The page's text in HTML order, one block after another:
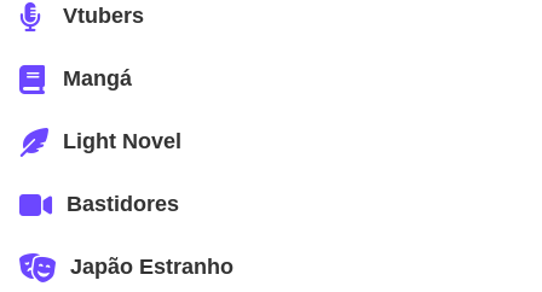
Vtubers
Mangá
Light Novel
Bastidores
Japão Estranho